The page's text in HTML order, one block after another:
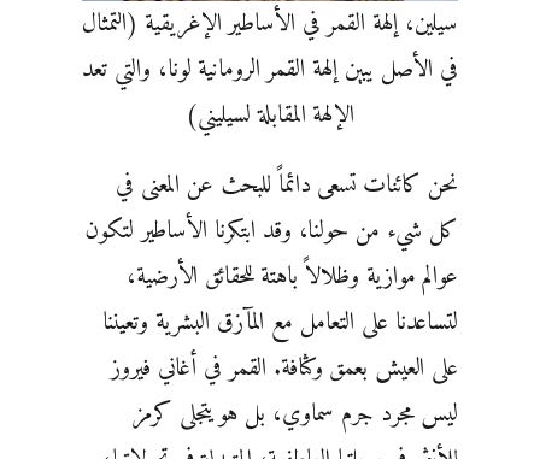
سيلين، إلهة القمر في الأساطير الإغريقية (التمثال
في الأصل يبين إلهة القمر الرومانية لونا، والتي تعد
الإلهة المقابلة لسيليني)
نحن كائنات تسعى دائماً للبحث عن المعنى في
كل شيء من حولنا، وقد ابتكرنا الأساطير لتكون
عوالم موازية وظلالاً باهتة للحقائق الأرضية،
لتساعدنا على التعامل مع المآزق البشرية وتعيننا
على العيش بعمق وكثافة. القمر في أغاني فيروز
ليس مجرد جرم سماوي، بل هو يتجلى كرمز